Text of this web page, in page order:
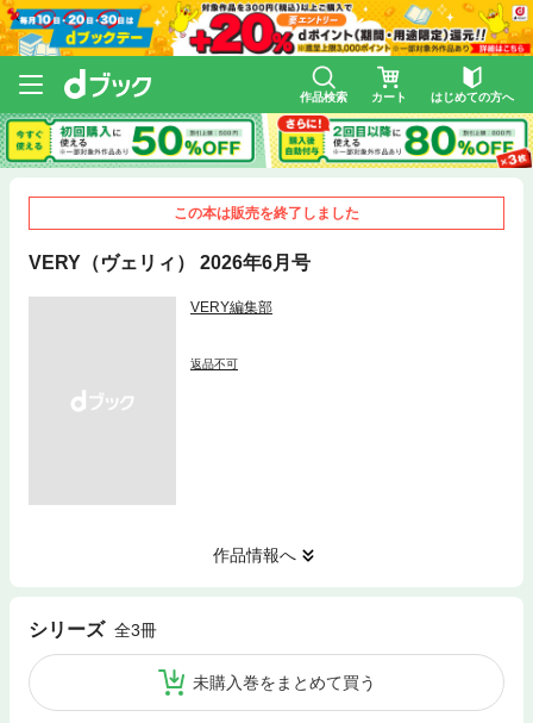
作品検索 カート はじめての方へ
この本は販売を終了しました
VERY（ヴェリィ） 2026年6月号
VERY編集部
返品不可
作品情報へ
シリーズ 全3冊
未購入巻をまとめて買う